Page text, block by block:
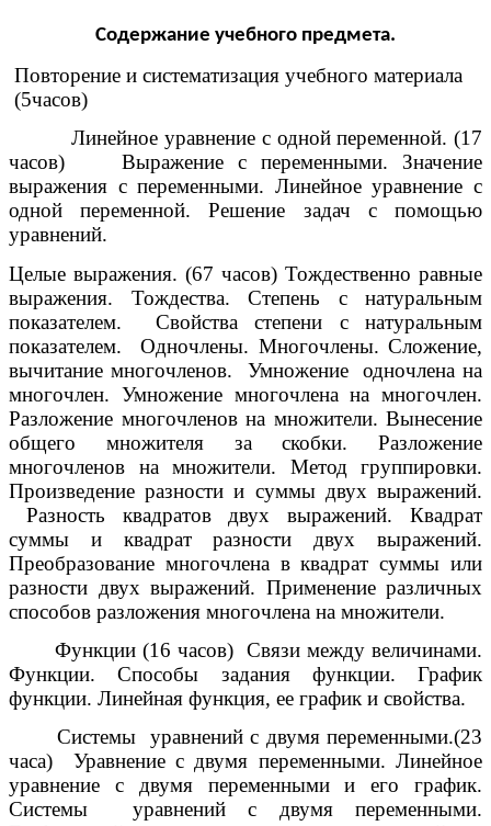
Содержание учебного предмета.
Повторение и систематизация учебного материала
(5часов)
Линейное уравнение с одной переменной. (17
часов) Выражение с переменными. Значение
выражения с переменными. Линейное уравнение с
одной переменной. Решение задач с помощью
уравнений.
Целые выражения. (67 часов) Тождественно равные
выражения. Тождества. Степень с натуральным
показателем. Свойства степени с натуральным
показателем. Одночлены. Многочлены. Сложение,
вычитание многочленов. Умножение одночлена на
многочлен. Умножение многочлена на многочлен.
Разложение многочленов на множители. Вынесение
общего множителя за скобки. Разложение
многочленов на множители. Метод группировки.
Произведение разности и суммы двух выражений.
Разность квадратов двух выражений. Квадрат
суммы и квадрат разности двух выражений.
Преобразование многочлена в квадрат суммы или
разности двух выражений. Применение различных
способов разложения многочлена на множители.
Функции (16 часов) Связи между величинами.
Функции. Способы задания функции. График
функции. Линейная функция, ее график и свойства.
Системы уравнений с двумя переменными.(23
часа) Уравнение с двумя переменными. Линейное
уравнение с двумя переменными и его график.
Системы уравнений с двумя переменными.